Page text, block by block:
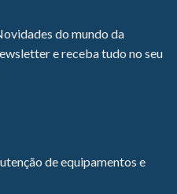
do mundo da
e receba tudo no seu
de equipamentos e